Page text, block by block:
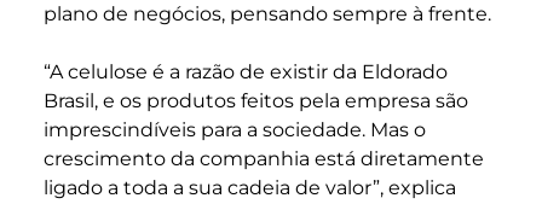
plano de negócios, pensando sempre à frente.
“A celulose é a razão de existir da Eldorado
Brasil, e os produtos feitos pela empresa são
imprescindíveis para a sociedade. Mas o
crescimento da companhia está diretamente
ligado a toda a sua cadeia de valor”, explica